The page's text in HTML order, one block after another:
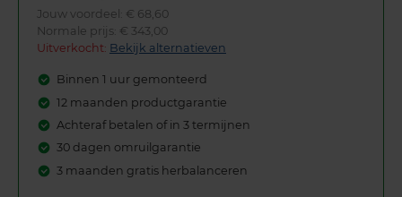
Jouw voordeel: € 68,60
Normale prijs: € 343,00
Uitverkocht: Bekijk alternatieven
Binnen 1 uur gemonteerd
12 maanden productgarantie
Achteraf betalen of in 3 termijnen
30 dagen omruilgarantie
3 maanden gratis herbalanceren